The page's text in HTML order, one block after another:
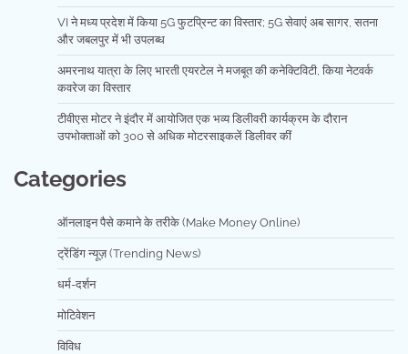
VI ने मध्य प्रदेश में किया 5G फुटप्रिन्ट का विस्तार; 5G सेवाएं अब सागर, सतना
और जबलपुर में भी उपलब्ध
अमरनाथ यात्रा के लिए भारती एयरटेल ने मजबूत की कनेक्टिविटी, किया नेटवर्क
कवरेज का विस्तार
टीवीएस मोटर ने इंदौर में आयोजित एक भव्य डिलीवरी कार्यक्रम के दौरान
उपभोक्ताओं को 300 से अधिक मोटरसाइकलें डिलीवर कीं
Categories
ऑनलाइन पैसे कमाने के तरीके (Make Money Online)
ट्रेंडिंग न्यूज़ (Trending News)
धर्म-दर्शन
मोटिवेशन
विविध